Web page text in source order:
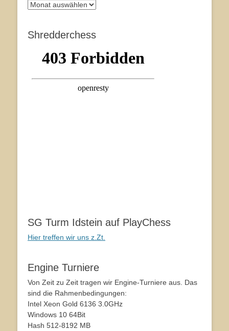
Archiv
Shredderchess
SG Turm Idstein auf PlayChess
Hier treffen wir uns z.Zt.
Engine Turniere
Von Zeit zu Zeit tragen wir Engine-Turniere aus. Das
sind die Rahmenbedingungen:
Intel Xeon Gold 6136 3.0GHz
Windows 10 64Bit
Hash 512-8192 MB